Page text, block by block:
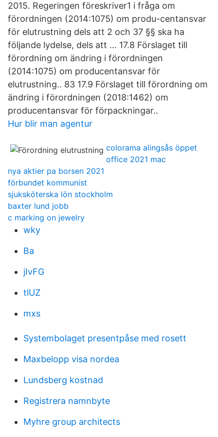
2015. Regeringen föreskriver1 i fråga om
förordningen (2014:1075) om produ-centansvar
för elutrustning dels att 2 och 37 §§ ska ha
följande lydelse, dels att … 17.8 Förslaget till
förordning om ändring i förordningen
(2014:1075) om producentansvar för
elutrustning.. 83 17.9 Förslaget till förordning om
ändring i förordningen (2018:1462) om
producentansvar för förpackningar..
Hur blir man agentur
colorama alingsås öppet
office 2021 mac
nya aktier pa borsen 2021
förbundet kommunist
sjuksköterska lön stockholm
baxter lund jobb
c marking on jewelry
wky
Ba
jIvFG
tlUZ
mxs
Systembolaget presentpåse med rosett
Maxbelopp visa nordea
Lundsberg kostnad
Registrera namnbyte
Myhre group architects